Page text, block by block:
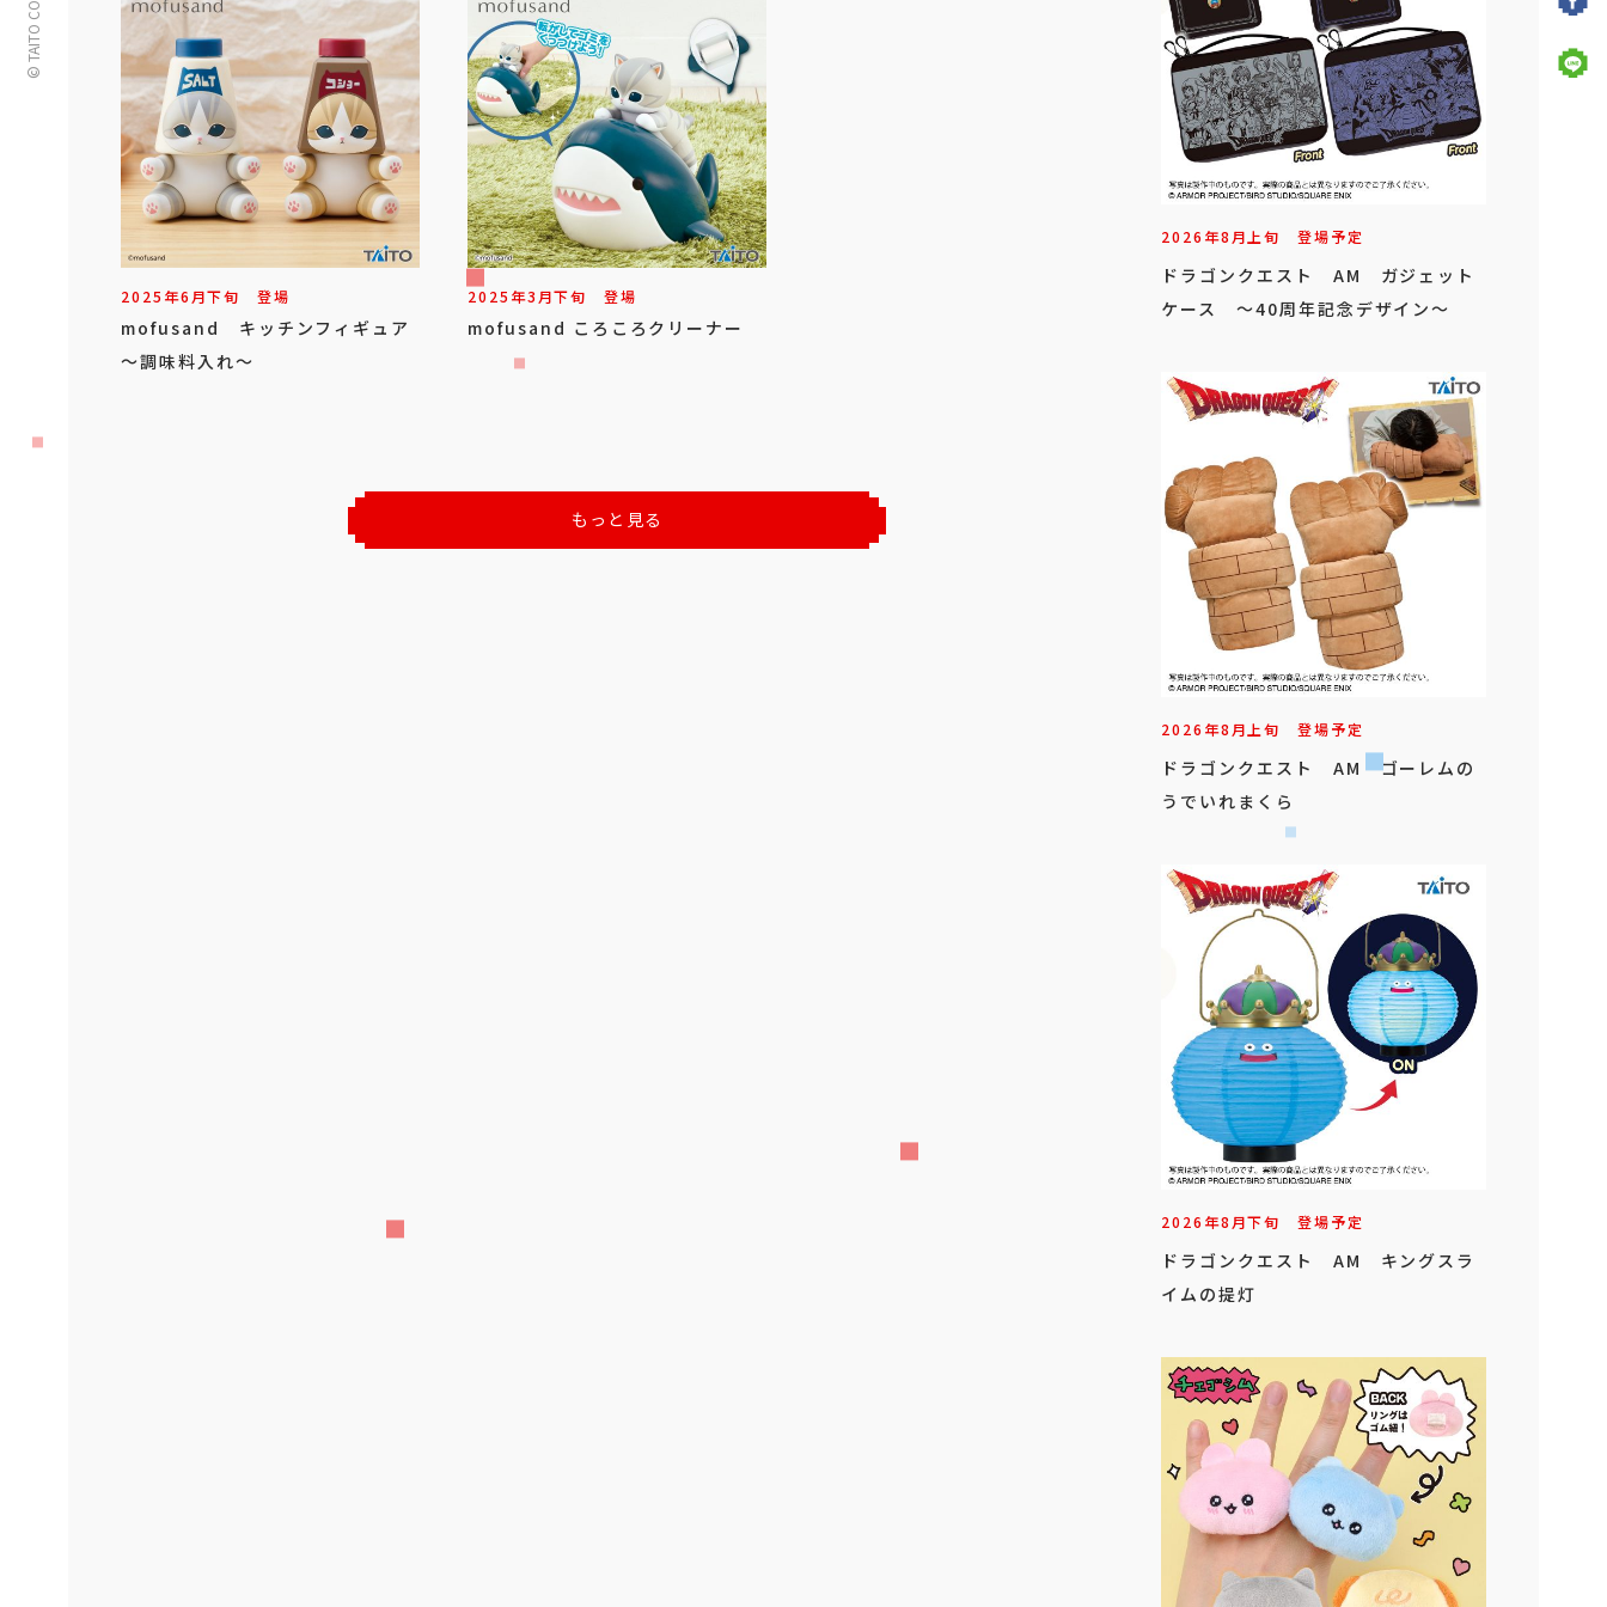
2025年6月下旬 登場
mofusand キッチンフィギュア
～調味料入れ～
2025年3月下旬 登場
mofusand ころころクリーナー
もっと見る
2026年8月上旬 登場予定
ドラゴンクエスト AM ガジェット
ケース ～40周年記念デザイン～
2026年8月上旬 登場予定
ドラゴンクエスト AM ゴーレムの
うでいれまくら
2026年8月下旬 登場予定
ドラゴンクエスト AM キングスラ
イムの提灯